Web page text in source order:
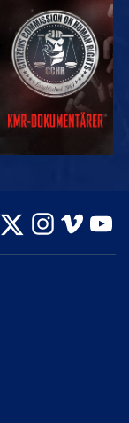
TITTA
UTFORSKA
SERIEN